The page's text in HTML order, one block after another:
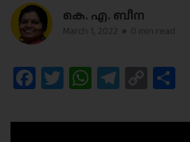
കെ. എ. ബീന
Facebook
Twitter
WhatsApp
Telegram
Copy
Link